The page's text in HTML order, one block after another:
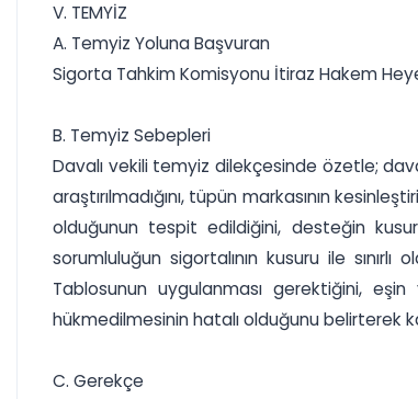
V. TEMYİZ
A. Temyiz Yoluna Başvuran
Sigorta Tahkim Komisyonu İtiraz Hakem
B. Temyiz Sebepleri
Davalı vekili temyiz dilekçesinde özetle; dava
araştırılmadığını, tüpün markasının
olduğunun tespit edildiğini, desteğin
sorumluluğun sigortalının kusuru ile
Tablosunun uygulanması gerektiğini,
hükmedilmesinin hatalı olduğunu belirterek
C. Gerekçe